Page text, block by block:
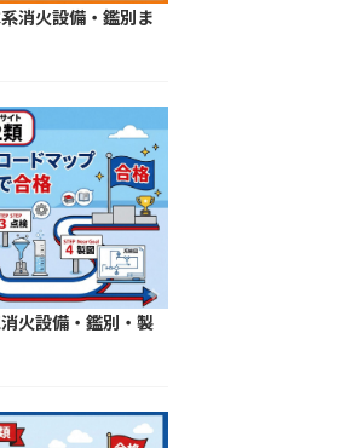
消火設備・鑑別ま
火設備・鑑別・製